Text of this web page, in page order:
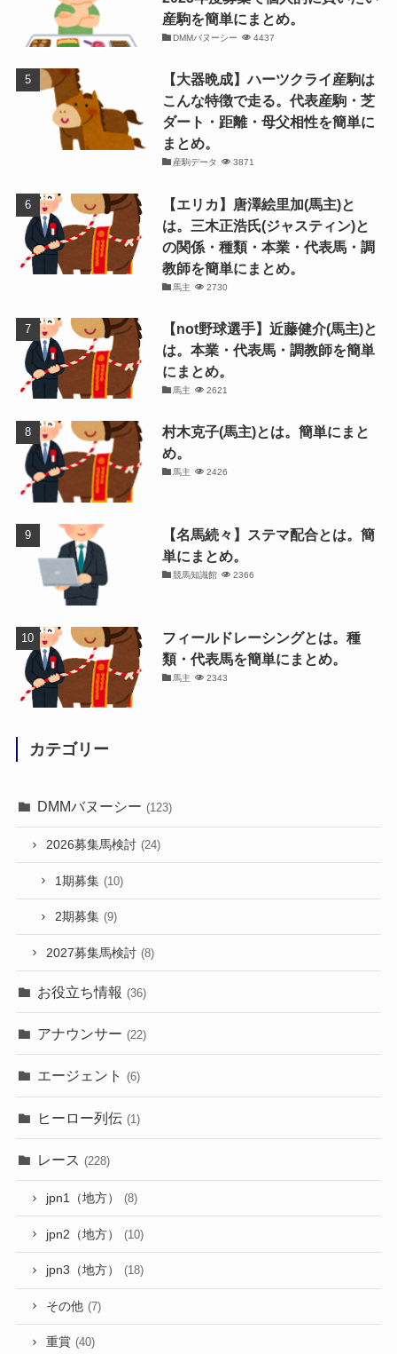
産駒を簡単にまとめ。
DMMバヌーシー 4437
【大器晩成】ハーツクライ産駒は
こんな特徴で走る。代表産駒・芝
ダート・距離・母父相性を簡単に
まとめ。
産駒データ 3871
【エリカ】唐澤絵里加(馬主)と
は。三木正浩氏(ジャスティン)と
の関係・種類・本業・代表馬・調
教師を簡単にまとめ。
馬主 2730
【not野球選手】近藤健介(馬主)と
は。本業・代表馬・調教師を簡単
にまとめ。
馬主 2621
村木克子(馬主)とは。簡単にまと
め。
馬主 2426
【名馬続々】ステマ配合とは。簡
単にまとめ。
競馬知識館 2366
フィールドレーシングとは。種
類・代表馬を簡単にまとめ。
馬主 2343
カテゴリー
DMMバヌーシー (123)
2026募集馬検討 (24)
1期募集 (10)
2期募集 (9)
2027募集馬検討 (8)
お役立ち情報 (36)
アナウンサー (22)
エージェント (6)
ヒーロー列伝 (1)
レース (228)
jpn1（地方） (8)
jpn2（地方） (10)
jpn3（地方） (18)
その他 (7)
重賞 (40)